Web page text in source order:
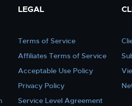
LEGAL
Terms of Service
Affiliates Terms of Service
Acceptable Use Policy
Privacy Policy
Service Level Agreement